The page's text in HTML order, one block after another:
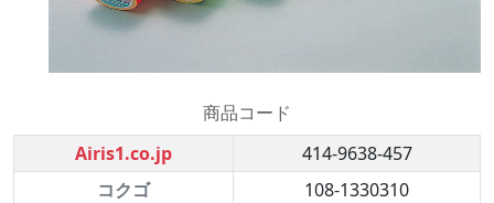
商品コード
Airis1.co.jp
414-9638-457
コクゴ
108-1330310